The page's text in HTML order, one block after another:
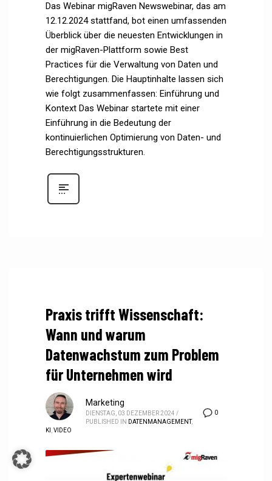
Das Webinar migRaven Newswebinar, das am
12.12.2024 stattfand, bot einen umfassenden
Überblick über die neuesten Entwicklungen in
der migRaven-Plattform sowie Best
Practices für die Verwaltung von Daten und
Berechtigungen. Die Hauptinhalte lassen sich
wie folgt zusammenfassen: Einführung und
Kontext Das Webinar startete mit einer
Einführung in die Bedeutung der
kontinuierlichen Optimierung von Daten- und
Berechtigungsstrukturen.
Praxis trifft Wissenschaft:
Wann und warum
Datenwachstum zum Problem
für Unternehmen wird
0
Marketing
DIENSTAG, 03 DEZEMBER 2024 /
PUBLISHED IN DATENMANAGEMENT,
KI
VIDEO